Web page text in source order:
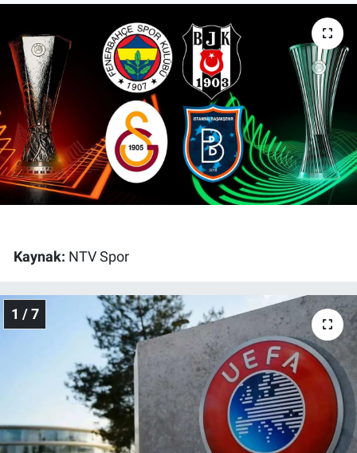
Kaynak: NTV Spor
1 / 7
Forum
Gerçeğin İzinde
Gün Başlıyor
Gün Bitiyor
Günün görüntüsü
İlan
Kimdir